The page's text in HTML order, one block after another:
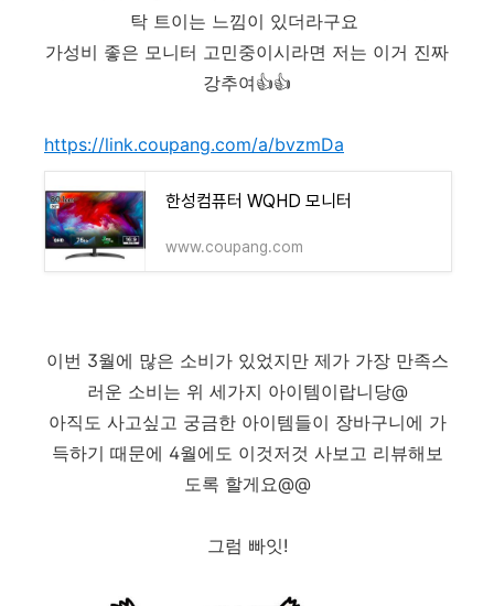
탁 트이는 느낌이 있더라구요
가성비 좋은 모니터 고민중이시라면 저는 이거 진짜
강추여👍👍
https://link.coupang.com/a/bvzmDa
한성컴퓨터 WQHD 모니터
www.coupang.com
이번 3월에 많은 소비가 있었지만 제가 가장 만족스
러운 소비는 위 세가지 아이템이랍니당@
아직도 사고싶고 궁금한 아이템들이 장바구니에 가
득하기 때문에 4월에도 이것저것 사보고 리뷰해보
도록 할게요@@
그럼 빠잇!